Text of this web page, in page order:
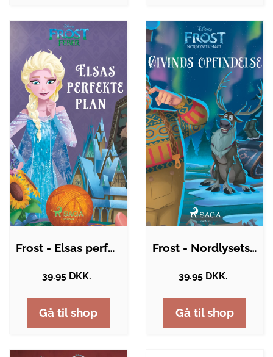
Frost - Elsas perfekte plan
39.95 DKK.
Gå til shop
Frost - Nordlysets magi - Øivinds…
39.95 DKK.
Gå til shop